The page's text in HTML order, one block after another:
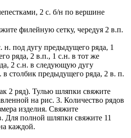
2 с. б/н по вершине
филейную сетку, чередуя 2 в.п.
под дугу предыдущего ряда, 1
ряда, 2 в.п., 1 с.н. в тот же
2 с.н. в следующую дугу
столбик предыдущего ряда, 2 в. п.
2 ряд). Тулью шляпки свяжите
на рис. 3. Количество рядов
изделия. Свяжите
Для полной шляпки свяжите 11
каждой.